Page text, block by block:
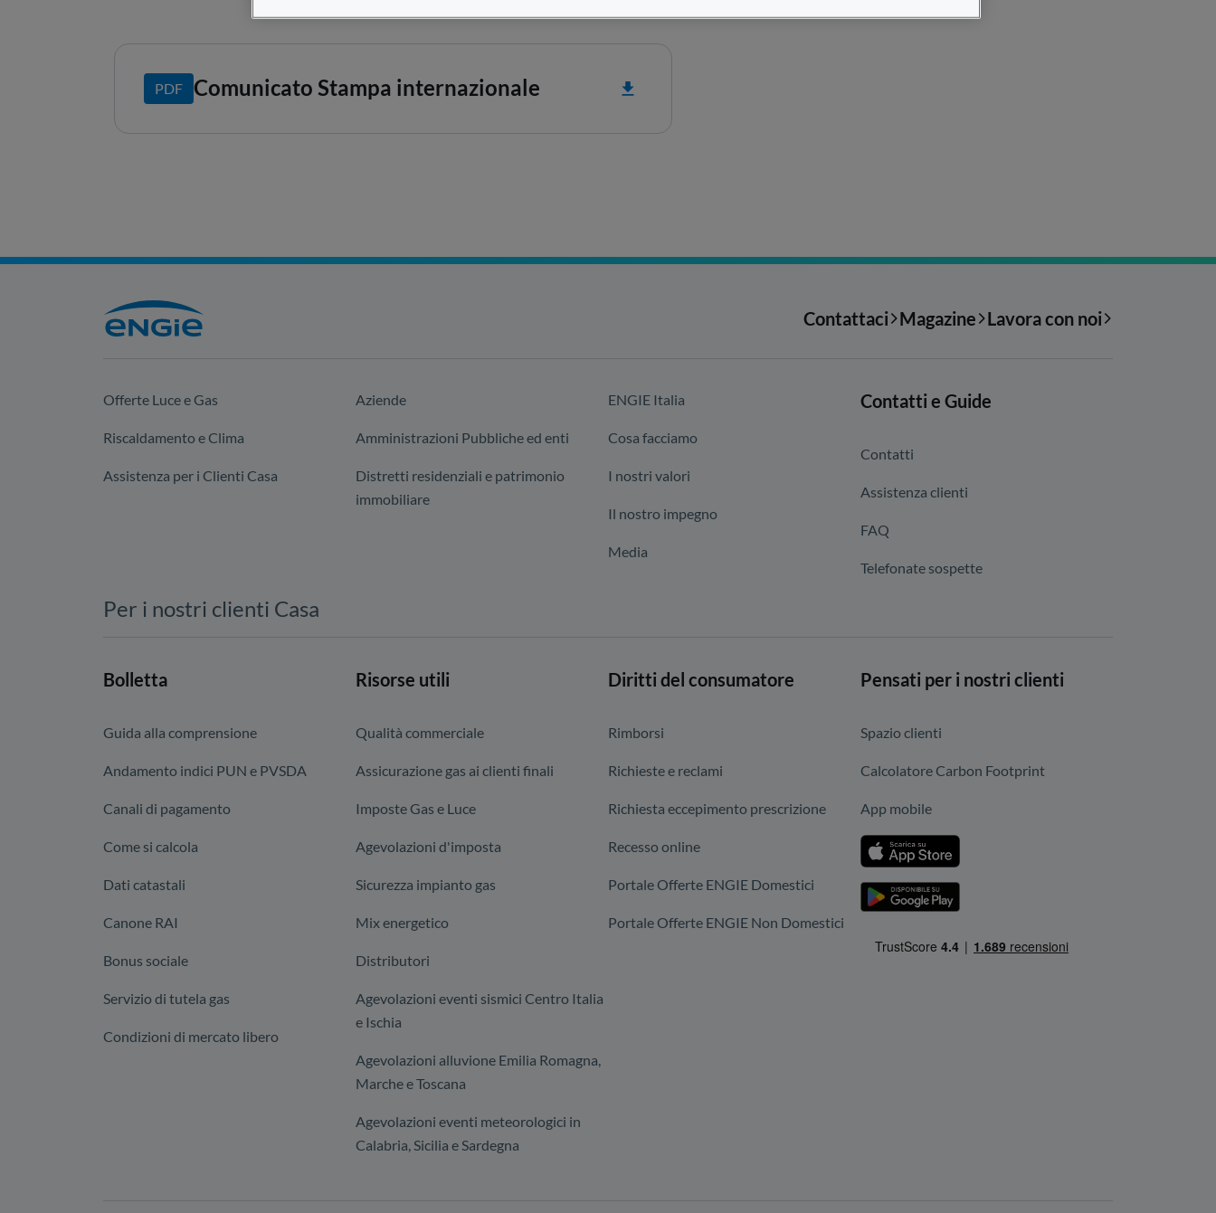
PDF Comunicato Stampa internazionale
Contattaci Magazine Lavora con noi
Offerte Luce e Gas
Riscaldamento e Clima
Assistenza per i Clienti Casa
Aziende
Amministrazioni Pubbliche ed enti
Distretti residenziali e patrimonio
immobiliare
ENGIE Italia
Cosa facciamo
I nostri valori
Il nostro impegno
Media
Contatti e Guide
Contatti
Assistenza clienti
FAQ
Telefonate sospette
Per i nostri clienti Casa
Bolletta
Guida alla comprensione
Andamento indici PUN e PVSDA
Canali di pagamento
Come si calcola
Dati catastali
Canone RAI
Bonus sociale
Servizio di tutela gas
Condizioni di mercato libero
Risorse utili
Qualità commerciale
Assicurazione gas ai clienti finali
Imposte Gas e Luce
Agevolazioni d'imposta
Sicurezza impianto gas
Mix energetico
Distributori
Agevolazioni eventi sismici Centro Italia
e Ischia
Agevolazioni alluvione Emilia Romagna,
Marche e Toscana
Agevolazioni eventi meteorologici in
Calabria, Sicilia e Sardegna
Diritti del consumatore
Rimborsi
Richieste e reclami
Richiesta eccepimento prescrizione
Recesso online
Portale Offerte ENGIE Domestici
Portale Offerte ENGIE Non Domestici
Pensati per i nostri clienti
Spazio clienti
Calcolatore Carbon Footprint
App mobile